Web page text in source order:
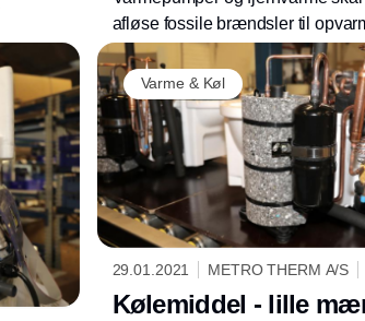
afløse fossile brændsler til
Danmark. Men varmepumperne
kølemidler, der i værste fald kan
4.000 gange så meget CO2 pr.
ud. Ny lovgivning skal udfase
allerede i dag er der klimavenlige
Varme & Køl
29.01.2021 METRO THERM A/S
Kølemiddel - lille